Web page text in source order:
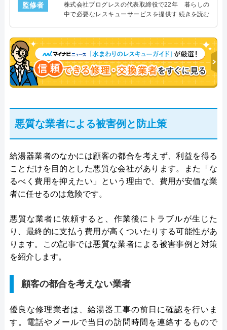
監修者
株式会社プログレスの代表取締役で22年 暮らしの
中で必要なレスキューサービスを提供する株式会社
決。多くのお客様に信頼される「給湯器」のスペシ
ャリスト。
続きを読む
悪質な業者による被害例と防止策
給湯器業者のなかには顧客の都合を考えず、利益を得る
ことだけを目的とした悪質な会社があります。また「な
るべく費用を抑えたい」という理由で、費用が安価な業
者に任せるのは危険です。
悪質な業者に依頼すると、作業後にトラブルが生じた
り、最終的に支払う費用が高くついたりする可能性があ
ります。この記事では悪質な業者による被害事例と対策
を紹介します。
顧客の都合を考えない業者
優良な修理業者は、給湯器工事の前日に確認を行いま
す。電話やメールで当日の訪問時間を連絡するもので